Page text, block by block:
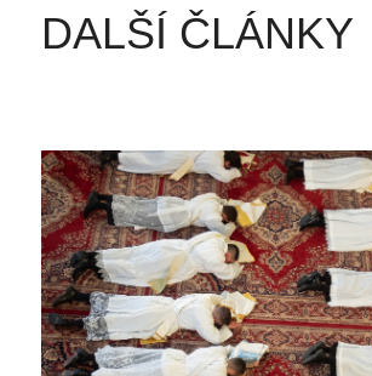
DALŠÍ ČLÁNKY